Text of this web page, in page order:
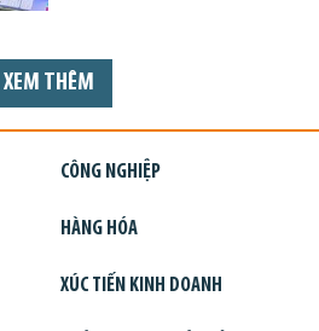
XEM THÊM
CÔNG NGHIỆP
HÀNG HÓA
XÚC TIẾN KINH DOANH